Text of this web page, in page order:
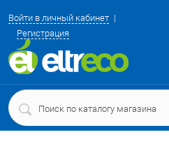
Войти в личный кабинет
Регистрация